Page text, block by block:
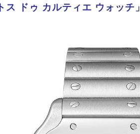
ス ドゥ カルティエ ウォッチ」